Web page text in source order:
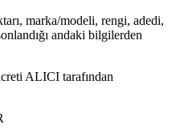
marka/modeli, rengi, adedi,
andaki bilgilerden
ALICI tarafından